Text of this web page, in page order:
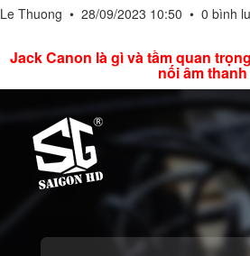
Le Thuong • 28/09/2023 10:50 • 0 bình
Jack Canon là gì và tầm quan
nối âm thanh